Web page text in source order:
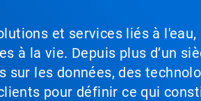
et services liés à
à la vie. Depuis plus d’un
les données, des
pour définir ce qui